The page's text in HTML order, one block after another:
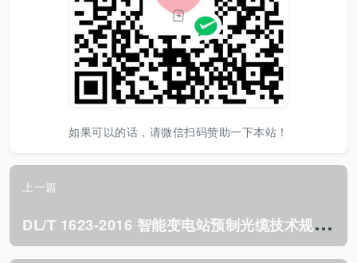
如果可以的话，请微信扫码赞助一下本站！
上一篇
D
L/T 1623-2016 智能变电站预制光缆技术规范.pdf